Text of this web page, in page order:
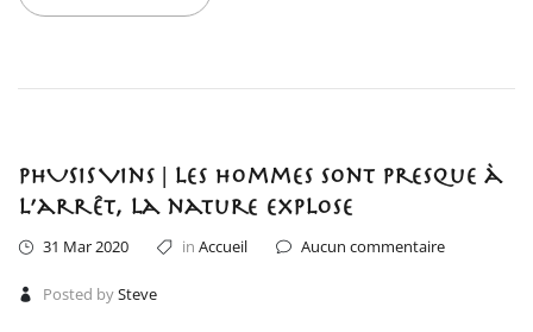
PHUSIS Vins | Les hommes sont presque à
l’arrêt, la nature explose
31 Mar 2020 in Accueil Aucun commentaire
Posted bySteve